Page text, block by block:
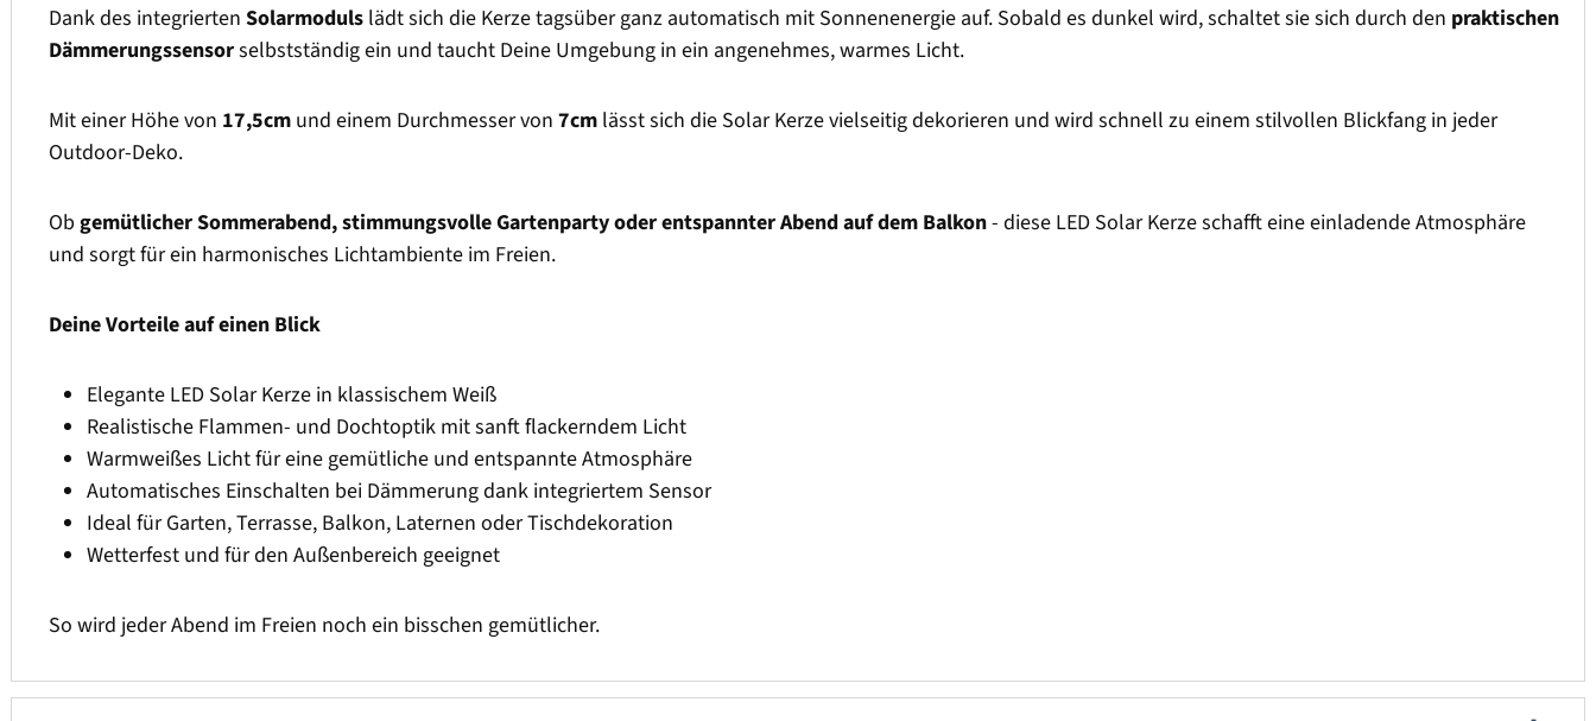
Dank des integrierten Solarmoduls lädt sich die Kerze tagsüber ganz automatisch mit Sonnenenergie auf. Sobald es dunkel wird, schaltet sie sich durch den praktischen
Dämmerungssensorselbstständig ein und taucht Deine Umgebung in ein angenehmes, warmes Licht.
Mit einer Höhe von 17,5cm und einem Durchmesser von 7cm lässt sich die Solar Kerze vielseitig dekorieren und wird schnell zu einem stilvollen Blickfang in jeder
Outdoor-Deko.
Ob gemütlicher Sommerabend, stimmungsvolle Gartenparty oder entspannter Abend auf dem Balkon- diese LED Solar Kerze schafft eine einladende Atmosphäre
und sorgt für ein harmonisches Lichtambiente im Freien.
Deine Vorteile auf einen Blick
Elegante LED Solar Kerze in klassischem Weiß
Realistische Flammen- und Dochtoptik mit sanft flackerndem Licht
Warmweißes Licht für eine gemütliche und entspannte Atmosphäre
Automatisches Einschalten bei Dämmerung dank integriertem Sensor
Ideal für Garten, Terrasse, Balkon, Laternen oder Tischdekoration
Wetterfest und für den Außenbereich geeignet
So wird jeder Abend im Freien noch ein bisschen gemütlicher.